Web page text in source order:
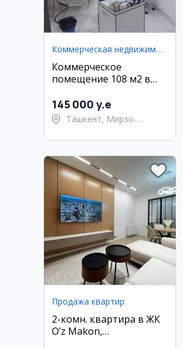
Коммерческая недвижимость
Коммерческое
помещение 108 м2 в
районе
145 000 y.e
Ташкент, Мирзо-
Продажа квартир
2-комн. квартира в ЖК
O’z Makon,